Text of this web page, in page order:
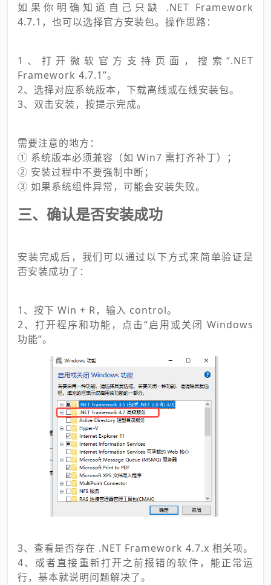
如果你明确知道自己只缺 .NET Framework
4.7.1，也可以选择官方安装包。操作思路：
1、打开微软官方支持页面，搜索“.NET
Framework 4.7.1”。
2、选择对应系统版本，下载离线或在线安装包。
3、双击安装，按提示完成。
需要注意的地方：
① 系统版本必须兼容（如 Win7 需打齐补丁）；
② 安装过程中不要强制中断；
③ 如果系统组件异常，可能会安装失败。
三、确认是否安装成功
安装完成后，我们可以通过以下方式来简单验证是
否安装成功了：
1、按下 Win + R，输入 control。
2、打开程序和功能，点击“启用或关闭 Windows
功能”。
3、查看是否存在 .NET Framework 4.7.x 相关项。
4、或者直接重新打开之前报错的软件，能正常运
行，基本就说明问题解决了。